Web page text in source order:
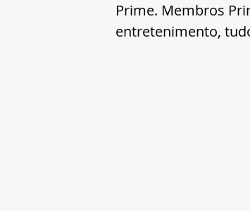
Prime. Membros
entretenimento,